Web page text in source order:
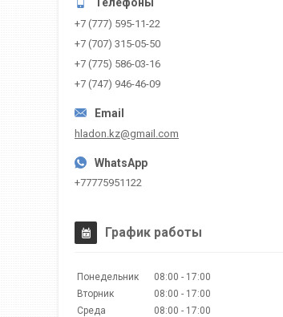
+7 (777) 595-11-22
+7 (707) 315-05-50
+7 (775) 586-03-16
+7 (747) 946-46-09
hladon.kz@gmail.com
+77775951122
График работы
Понедельник 08:00
17:00
Вторник
08:00
17:00
Среда
08:00
17:00